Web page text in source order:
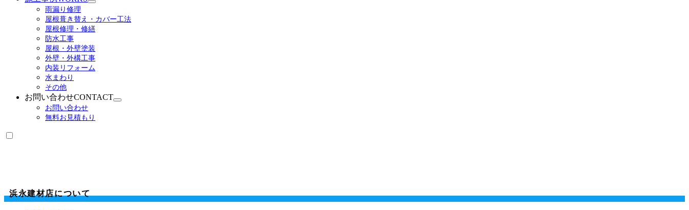
サ
メ
ニ
ー
を
展
雨漏り修理
屋根葺き替え・カバー工法
屋根修理・修繕
防水工事
屋根・外壁塗装
外壁・外構工事
内装リフォーム
水まわり
その他
お問い合わせCONTACT
サ
お問い合わせ
無料お見積もり
浜永建材店について